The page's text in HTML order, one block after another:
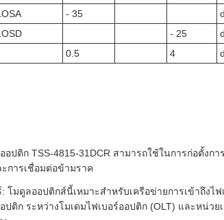
- 35
- 25
0.5 4
ปติก TSS-4815-31DCR สามารถใช้ในการก่อตั้งก
การเชื่อมต่อข้ามราค
: โมดูลออปติกส์นี้เหมาะสําหรับเครือข่ายการเข้าถึง
ปติก ระหว่างโมเดมไฟเบอร์ออปติก (OLT) และหน่ว